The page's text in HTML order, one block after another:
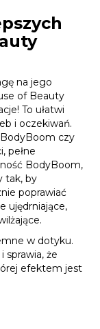
na jego
of Beauty
To ułatwi
i oczekiwań.
czy
pełne
BodyBoom,
tak, by
poprawiać
ujędrniające,
w dotyku.
sprawia, że
efektem jest